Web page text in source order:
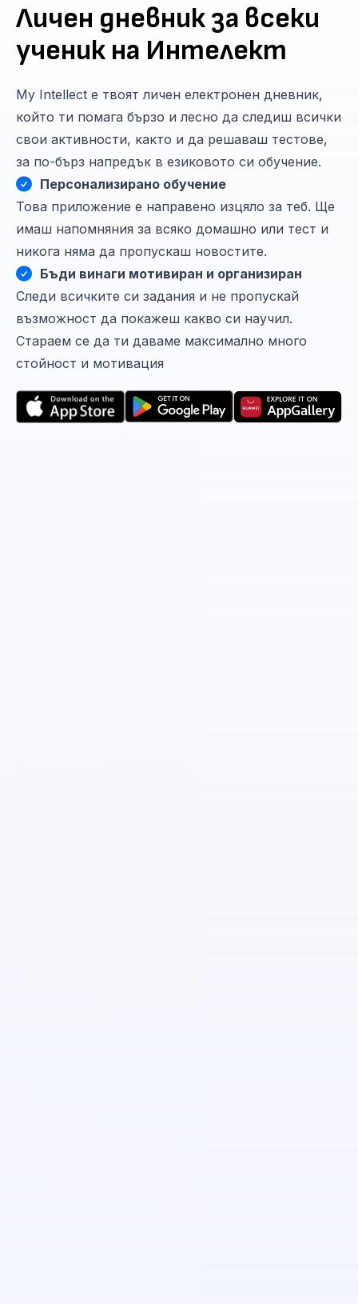
Личен дневник за всеки
ученик на Интелект
My Intellect е твоят личен електронен дневник,
който ти помага бързо и лесно да следиш всички
свои активности, както и да решаваш тестове,
за по-бърз напредък в езиковото си обучение.
Персонализирано обучение
Това приложение е направено изцяло за теб. Ще
имаш напомняния за всяко домашно или тест и
никога няма да пропускаш новостите.
Бъди винаги мотивиран и организиран
Следи всичките си задания и не пропускай
възможност да покажеш какво си научил.
Стараем се да ти даваме максимално много
стойност и мотивация